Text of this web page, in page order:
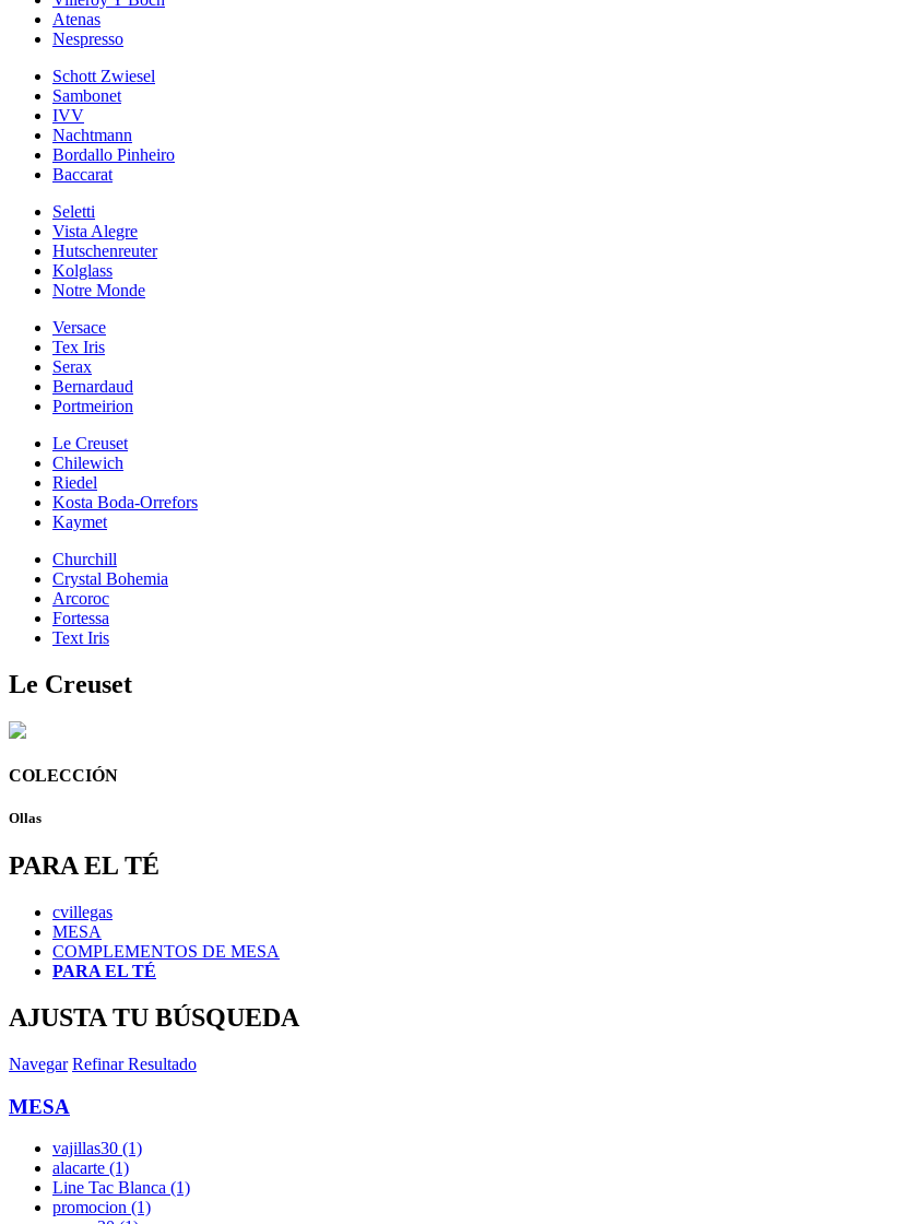
Atenas
Nespresso
Schott Zwiesel
Sambonet
IVV
Nachtmann
Bordallo Pinheiro
Baccarat
Seletti
Vista Alegre
Hutschenreuter
Kolglass
Notre Monde
Versace
Tex Iris
Serax
Bernardaud
Portmeirion
Le Creuset
Chilewich
Riedel
Kosta Boda-Orrefors
Kaymet
Churchill
Crystal Bohemia
Arcoroc
Fortessa
Text Iris
Le Creuset
COLECCIÓN
Ollas
PARA EL TÉ
cvillegas
MESA
COMPLEMENTOS DE MESA
PARA EL TÉ
AJUSTA TU BÚSQUEDA
Navegar Refinar Resultado
MESA
vajillas30 (1)
alacarte (1)
Line Tac Blanca (1)
promocion (1)